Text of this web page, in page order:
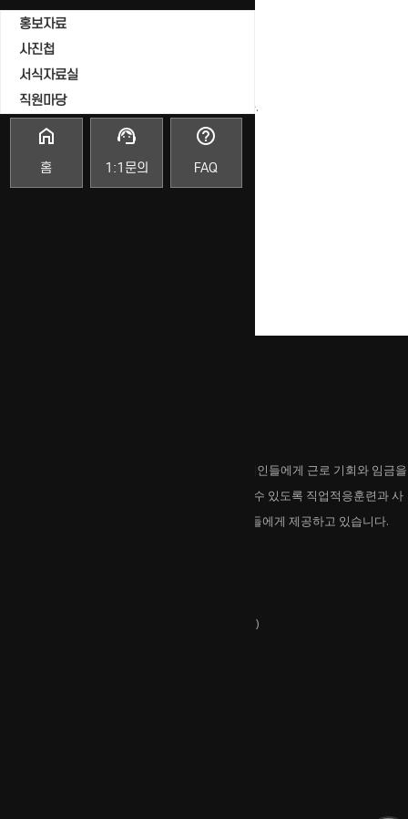
홍보자료
사진첩
서식자료실
직원마당
home
홈
support_agent
1:1문의
help_outline
FAQ
조회
날짜
게시물이 없습니다.
호반보호작업센터는 일반고용이 어려운 중중장애인들에게 근로 기회와 임금을
제공하고 있습니다. 지역사회에서 자립해 살아갈 수 있도록 직업적응훈련과 사
회적응훈련 등 다양한 프로그램을 개발해 이용인들에게 제공하고 있습니다.
강원특별자치도 춘천시 외솔길 17(석사동)